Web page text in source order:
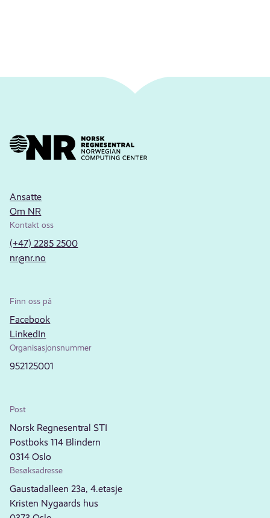
Ansatte
Om NR
Kontakt oss
(+47) 2285 2500
nr@nr.no
Finn oss på
Facebook
LinkedIn
Organisasjonsnummer
952125001
Post
Norsk Regnesentral STI
Postboks 114 Blindern
0314 Oslo
Besøksadresse
Gaustadalleen 23a, 4.etasje
Kristen Nygaards hus